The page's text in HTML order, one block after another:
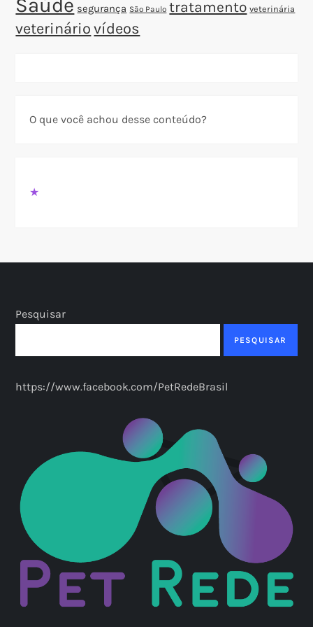
Saúde segurança São Paulo tratamento veterinária
veterinário vídeos
O que você achou desse conteúdo?
★
Pesquisar
PESQUISAR
https://www.facebook.com/PetRedeBrasil